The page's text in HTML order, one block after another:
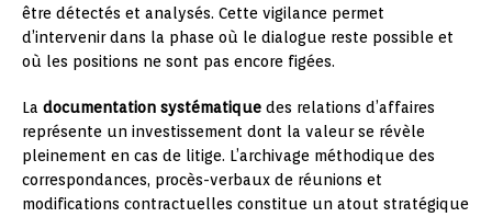
être détectés et analysés. Cette vigilance permet
d’intervenir dans la phase où le dialogue reste possible et
où les positions ne sont pas encore figées.
La documentation systématique des relations d’affaires
représente un investissement dont la valeur se révèle
pleinement en cas de litige. L’archivage méthodique des
correspondances, procès-verbaux de réunions et
modifications contractuelles constitue un atout stratégique